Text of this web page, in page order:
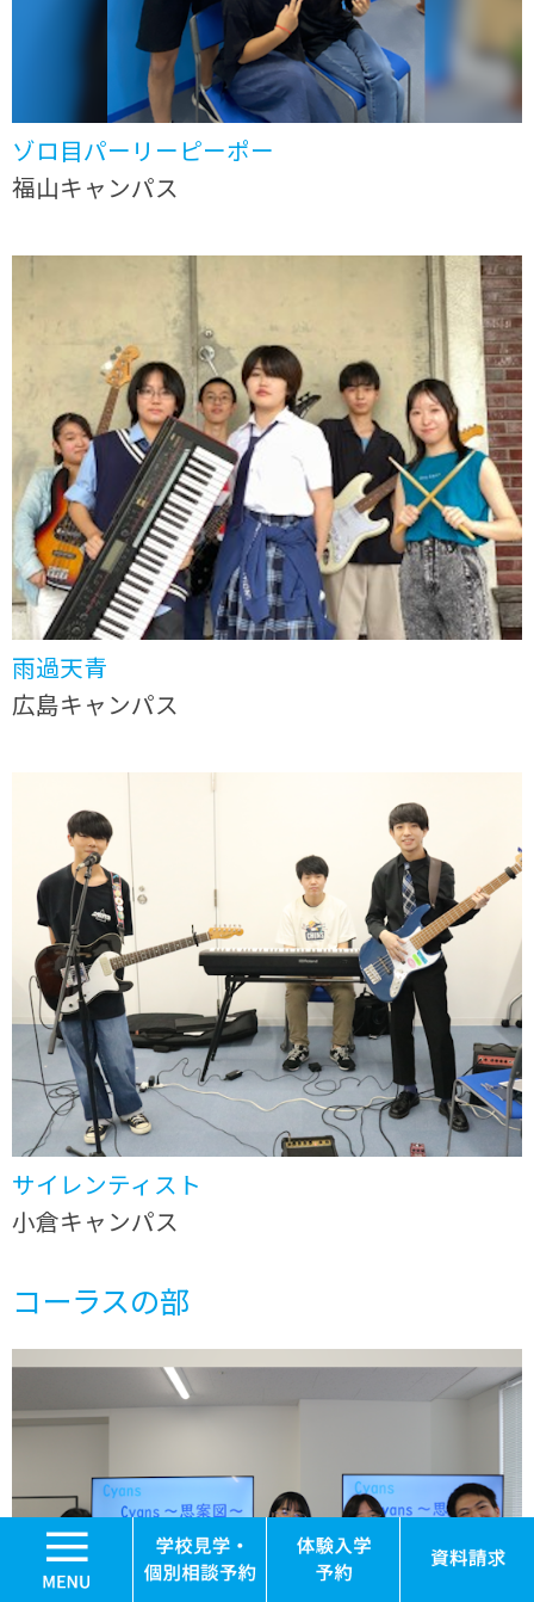
学校見学・個別相
体験入
ゾロ目パーリーピーポー
福山キャンパス
雨過天青
広島キャンパス
サイレンティスト
小倉キャンパス
コーラスの部